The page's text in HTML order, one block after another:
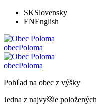
SKSlovensky
ENEnglish
obecPoloma
obecPoloma
Pohľad na obec z výšky
Jedna z najvyššie